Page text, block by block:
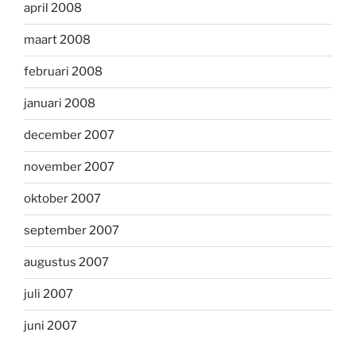
april 2008
maart 2008
februari 2008
januari 2008
december 2007
november 2007
oktober 2007
september 2007
augustus 2007
juli 2007
juni 2007